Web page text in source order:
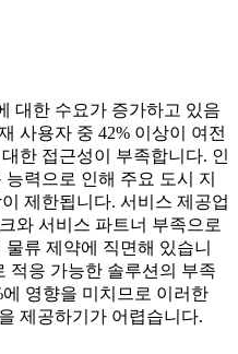
대한 수요가 증가하고 있음
사용자 중 42% 이상이 여전
한 접근성이 부족합니다. 인
력으로 인해 주요 도시 지
제한됩니다. 서비스 제공업
와 서비스 파트너 부족으로
류 제약에 직면해 있습니
적응 가능한 솔루션의 부족
영향을 미치므로 이러한
제공하기가 어렵습니다.